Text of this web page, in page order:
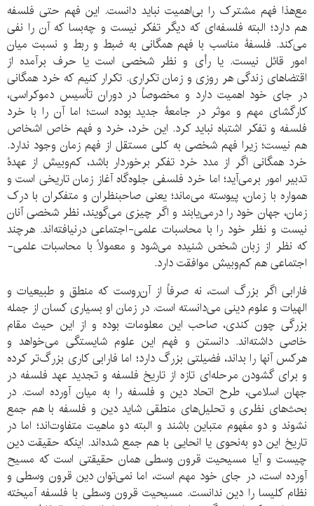
مع‌هذا فهم مشترک را بی‌اهمیت نباید دانست. این فهم حتی فلسفه
هم دارد؛ البته فلسفه‌ای که دیگر تفکر نیست و چه‌بسا که آن را نفی
می‌کند. فلسفۀ مناسب با فهم همگانی به ضبط و ربط و نسبت میان
امور قائل نیست. یا رأی و نظر شخصی است یا حرف برآمده از
اقتضاهای زندگی هر روزی و زمان تکراری. تکرار کنیم که خرد همگانی
در جای خود اهمیت دارد و مخصوصاً در دوران تأسیس دموکراسی،
کارگشای مهم و موثر در جامعۀ جدید بوده است؛ اما آن را با خرد
فلسفه و تفکر اشتباه نباید کرد. این خرد، خرد و فهم خاص اشخاص
هم نیست؛ زیرا فهم شخصی به کلی مستقل از فهم زمان وجود ندارد.
خرد همگانی اگر از مدد خرد تفکر برخوردار باشد، کم‌وبیش از عهدۀ
تدبیر امور برمی‌آید؛ اما خرد فلسفی جلوه‌گاه آغاز زمان تاریخی است و
همواره با زمان، پیوسته می‌ماند؛ یعنی صاحبنظران و متفکران با درک
زمان، جهان خود را درمی‌یابند و اگر چیزی می‌گویند، نظر شخصی آنان
نیست و نظر خود را با محاسبات علمی-اجتماعی درنیافته‌اند. هرچند
که نظر از زبان شخص شنیده می‌شود و معمولاً با محاسبات علمی-
اجتماعی هم کم‌وبیش موافقت دارد.
فارابی اگر بزرگ است، نه صرفاً از آن‌روست که منطق و طبیعیات و
الهیات و علوم دینی می‌دانسته است. در زمان او بسیاری کسان از جمله
بزرگی چون کندی، صاحب این معلومات بوده و از این حیث مقام
خاصی داشته‌اند. دانستن و فهم این علوم شایستگی می‌خواهد و
هرکس آنها را بداند، فضیلتی بزرگ دارد؛ اما فارابی کاری بزرگ‌تر کرده
و برای گشودن مرحله‌ای تازه از تاریخ فلسفه و تجدید عهد فلسفه در
جهان اسلامی، طرح اتحاد دین و فلسفه را به میان آورده است. در
بحث‌های نظری و تحلیل‌های منطقی شاید دین و فلسفه با هم جمع
نشوند و دو مفهوم متباین باشند و البته دو ماهیت متفاوت‌اند؛ اما در
تاریخ این دو به‌نحوی یا انحایی با هم جمع شده‌اند. اینکه حقیقت دین
چیست و آیا مسیحیت قرون وسطی همان حقیقتی است که مسیح
آورده است، در جای خود مهم است، اما نمی‌توان دین قرون وسطی و
نظام کلیسا را دین ندانست. مسیحیت قرون وسطی با فلسفه آمیخته